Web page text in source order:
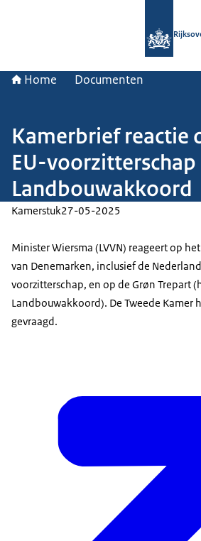
Home Documenten
Kamerbrief reactie
EU-voorzitterschap
Landbouwakkoord
Kamerstuk27-05-2025
Minister Wiersma (LVVN) reageert op
van Denemarken, inclusief de
voorzitterschap, en op de Grøn Trepart
Landbouwakkoord). De Tweede Kamer
gevraagd.